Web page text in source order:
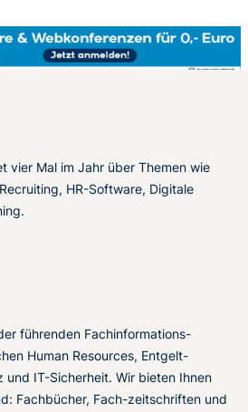
vier Mal im Jahr über Themen wie
HR-Software, Digitale
führenden Fachinformations-
Human Resources, Entgelt-
IT-Sicherheit. Wir bieten Ihnen
Fachbücher, Fach-zeitschriften und